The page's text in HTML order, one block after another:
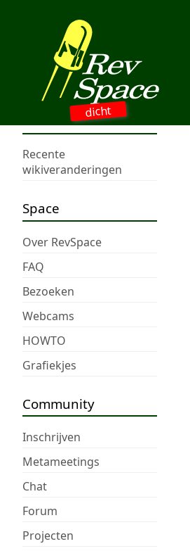
dicht
Recente
wikiveranderingen
Space
Over RevSpace
FAQ
Bezoeken
Webcams
HOWTO
Grafiekjes
Community
Inschrijven
Metameetings
Chat
Forum
Projecten